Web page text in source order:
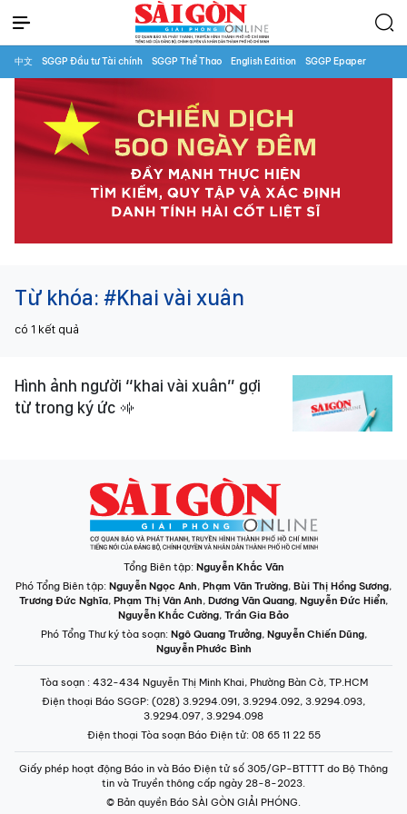
中文 SGGP Đầu tư Tài chính SGGP Thể Thao English Edition SGGP Epaper
Từ khóa: #Khai vài xuân
có 1 kết quả
Hình ảnh người “khai vài xuân” gợi
từ trong ký ức
Tổng Biên tập: Nguyễn Khắc Văn
Phó Tổng Biên tập: Nguyễn Ngọc Anh, Phạm Văn Trường, Bùi Thị Hồng Sương,
Trương Đức Nghĩa, Phạm Thị Vân Anh, Dương Văn Quang, Nguyễn Đức Hiển,
Nguyễn Khắc Cường, Trần Gia Bảo
Phó Tổng Thư ký tòa soạn: Ngô Quang Trưởng, Nguyễn Chiến Dũng,
Nguyễn Phước Bình
Tòa soạn : 432-434 Nguyễn Thị Minh Khai, Phường Bàn Cờ, TP.HCM
Điện thoại Báo SGGP: (028) 3.9294.091, 3.9294.092, 3.9294.093,
3.9294.097, 3.9294.098
Điện thoại Tòa soạn Báo Điện tử: 08 65 11 22 55
Giấy phép hoạt động Báo in và Báo Điện tử số 305/GP-BTTTT do Bộ Thông
tin và Truyền thông cấp ngày 28-8-2023.
© Bản quyền Báo SÀI GÒN GIẢI PHÓNG.